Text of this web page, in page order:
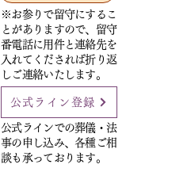
※お参りで留守にするこ
とがありますので、留守
番電話に用件と連絡先を
入れてくだされば折り返
しご連絡いたします。
公式ライン登録
公式ラインでの葬儀・法
事の申し込み、各種ご相
談も承っております。